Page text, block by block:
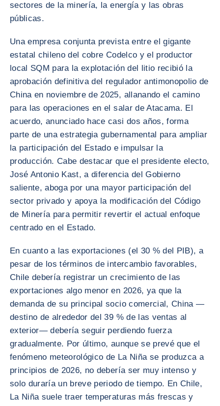
sectores de la minería, la energía y las obras
públicas.
Una empresa conjunta prevista entre el gigante
estatal chileno del cobre Codelco y el productor
local SQM para la explotación del litio recibió la
aprobación definitiva del regulador antimonopolio de
China en noviembre de 2025, allanando el camino
para las operaciones en el salar de Atacama. El
acuerdo, anunciado hace casi dos años, forma
parte de una estrategia gubernamental para ampliar
la participación del Estado e impulsar la
producción. Cabe destacar que el presidente electo,
José Antonio Kast, a diferencia del Gobierno
saliente, aboga por una mayor participación del
sector privado y apoya la modificación del Código
de Minería para permitir revertir el actual enfoque
centrado en el Estado.
En cuanto a las exportaciones (el 30 % del PIB), a
pesar de los términos de intercambio favorables,
Chile debería registrar un crecimiento de las
exportaciones algo menor en 2026, ya que la
demanda de su principal socio comercial, China —
destino de alrededor del 39 % de las ventas al
exterior— debería seguir perdiendo fuerza
gradualmente. Por último, aunque se prevé que el
fenómeno meteorológico de La Niña se produzca a
principios de 2026, no debería ser muy intenso y
solo duraría un breve periodo de tiempo. En Chile,
La Niña suele traer temperaturas más frescas y